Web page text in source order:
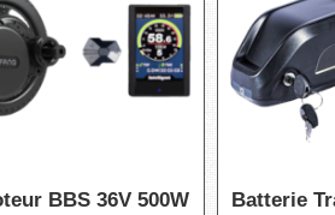
BBS 36V 500W
Batterie